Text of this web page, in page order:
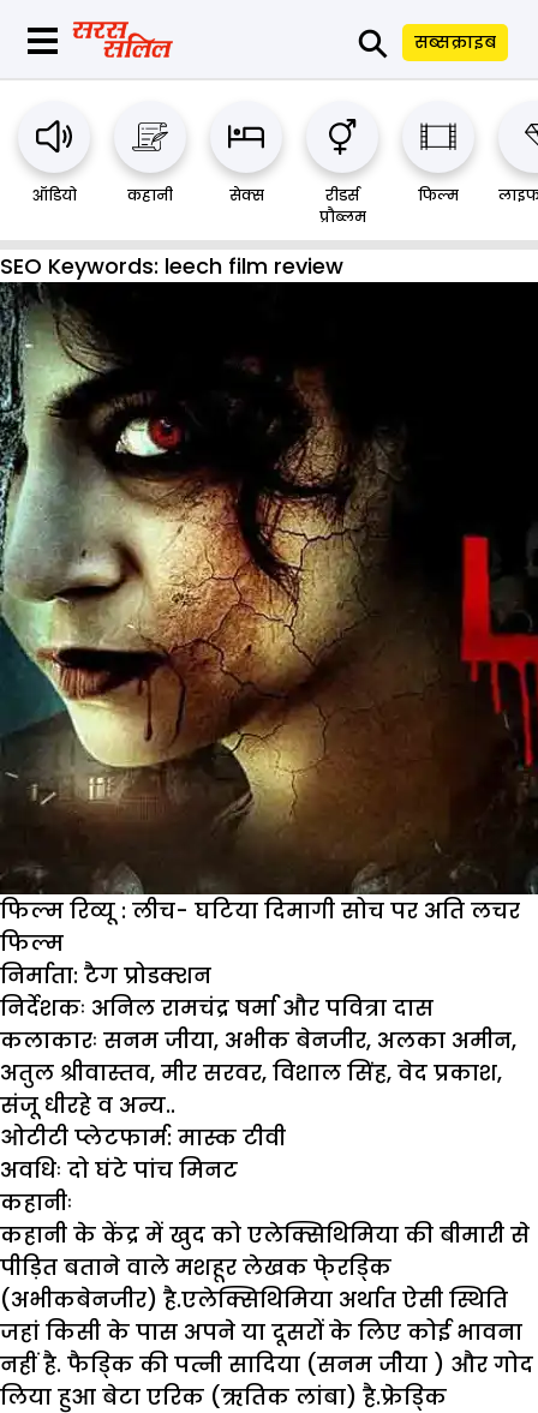
⚲ सब्सक्राइब
ऑडियो कहानी सेक्स
रीडर्स
प्रौब्लम
फिल्म
SEO Keywords: leech film review
फिल्म रिव्यू : लीच- घटिया दिमागी सोच पर अति लचर
फिल्म
निर्माता: टैग प्रोडक्शन
निर्देशकः अनिल रामचंद्र षर्मा और पवित्रा दास
कलाकारः सनम जीया, अभीक बेनजीर, अलका अमीन,
अतुल श्रीवास्तव, मीर सरवर, विशाल सिंह, वेद प्रकाश,
संजू धीरहे व अन्य..
ओटीटी प्लेटफार्म: मास्क टीवी
अवधिः दो घंटे पांच मिनट
कहानीः
कहानी के केंद्र में खुद को एलेक्सिथिमिया की बीमारी से
पीड़ित बताने वाले मशहूर लेखक फे्रड्कि
(अभीकबेनजीर) है.एलेक्सिथिमिया अर्थात ऐसी स्थिति
जहां किसी के पास अपने या दूसरों के लिए कोई भावना
नहीं है. फैड्कि की पत्नी सादिया (सनम जीेया ) और गोद
लिया हुआ बेटा एरिक (ऋतिक लांबा) है.फ्रेड्कि